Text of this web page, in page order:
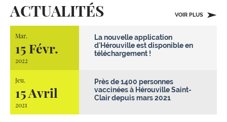
ACTUALITÉS VOIR PLUS
Mar.
15 Févr.
2022
La nouvelle application
d'Hérouville est disponible en
téléchargement !
Jeu.
15 Avril
2021
Près de 1400 personnes
vaccinées à Hérouville Saint-
Clair depuis mars 2021